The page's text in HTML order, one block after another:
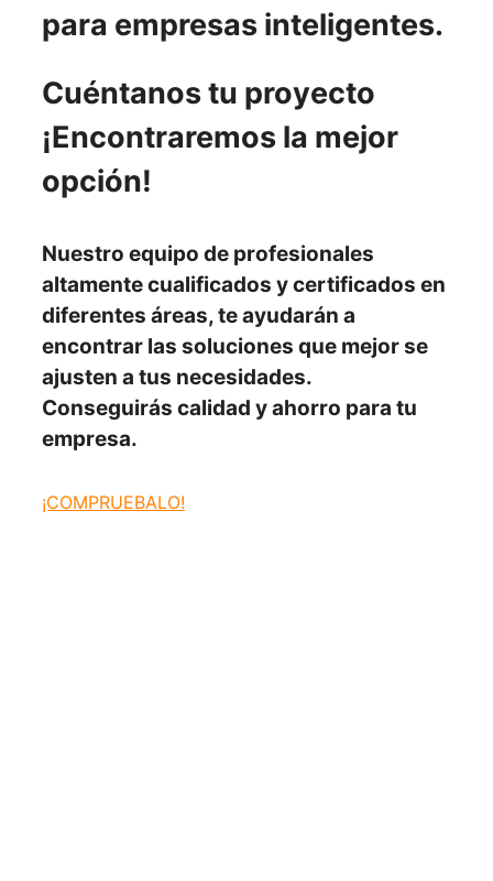
para empresas inteligentes.
Cuéntanos tu proyecto
¡Encontraremos la mejor
opción!
Nuestro equipo de profesionales
altamente cualificados y certificados en
diferentes áreas, te ayudarán a
encontrar las soluciones que mejor se
ajusten a tus necesidades.
Conseguirás calidad y ahorro para tu
empresa.
¡COMPRUEBALO!